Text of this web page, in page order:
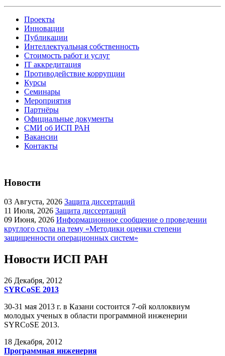
Проекты
Инновации
Публикации
Интеллектуальная собственность
Стоимость работ и услуг
IT аккредитация
Противодействие коррупции
Курсы
Семинары
Мероприятия
Партнёры
Официальные документы
СМИ об ИСП РАН
Вакансии
Контакты
Новости
03 Августа, 2026 Защита диссертаций
11 Июля, 2026 Защита диссертаций
09 Июня, 2026 Информационное сообщение о проведении
круглого стола на тему «Методики оценки степени
защищенности операционных систем»
Новости ИСП РАН
26 Декабря, 2012
SYRCoSE 2013
30-31 мая 2013 г. в Казани состоится 7-ой коллоквиум
молодых ученых в области программной инженерии
SYRCoSE 2013.
18 Декабря, 2012
Программная инженерия